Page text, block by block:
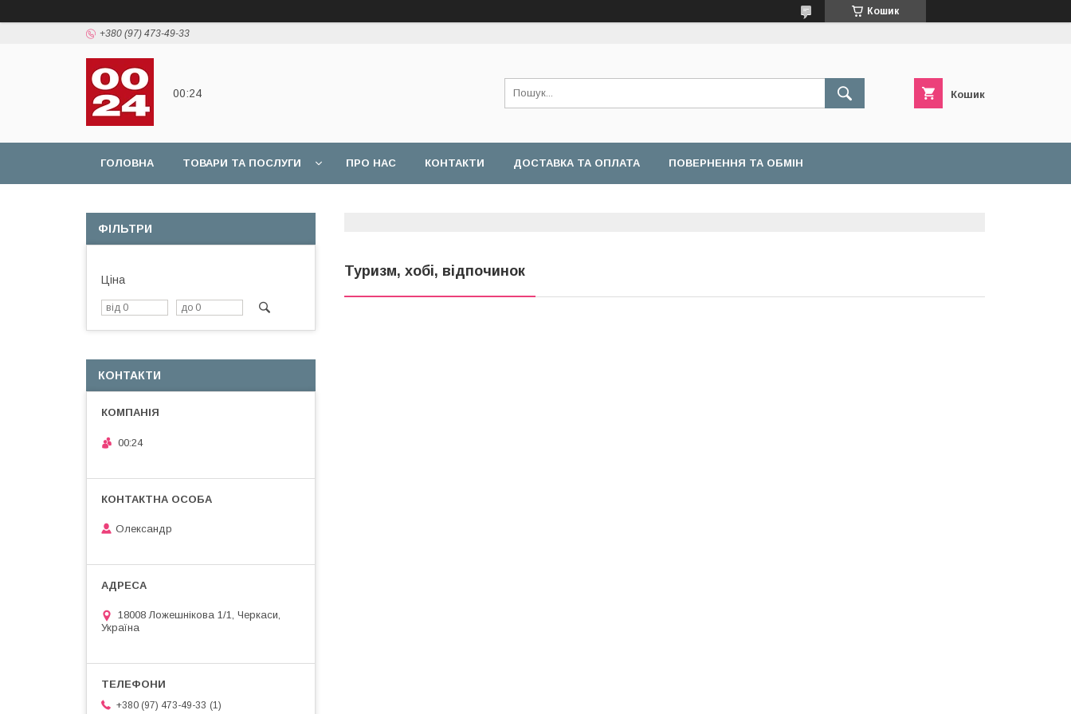
Кошик
+380 (97) 473-49-33
00:24 Кошик
ГОЛОВНА ТОВАРИ ТА ПОСЛУГИ ПРО НАС КОНТАКТИ ДОСТАВКА ТА ОПЛАТА ПОВЕРНЕННЯ ТА ОБМІН
Туризм, хобі, відпочинок
ФІЛЬТРИ
Ціна
КОНТАКТИ
00:24
Олександр
18008 Ложешнікова 1/1, Черкаси,
Україна
+380 (97) 473-49-33 1